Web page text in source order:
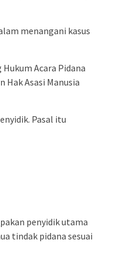
menangani kasus
Acara Pidana
Hak Asasi Manusia
Pasal itu
penyidik utama
tindak pidana sesuai